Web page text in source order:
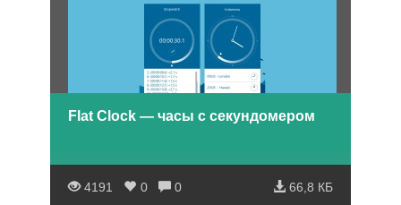
Flat Clock — часы с секундомером
4191 0 0 66,8 КБ